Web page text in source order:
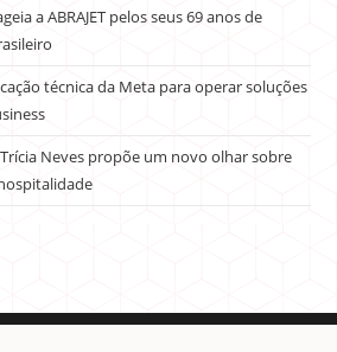
a ABRAJET pelos seus 69 anos de
técnica da Meta para operar soluções
Neves propõe um novo olhar sobre